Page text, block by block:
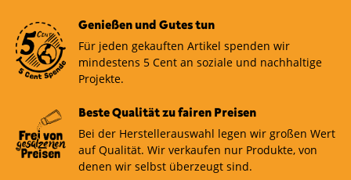
Genießen und Gutes tun
Für jeden gekauften Artikel spenden wir
mindestens 5 Cent an soziale und nachhaltige
Projekte.
Beste Qualität zu fairen Preisen
Bei der Herstellerauswahl legen wir großen Wert
auf Qualität. Wir verkaufen nur Produkte, von
denen wir selbst überzeugt sind.